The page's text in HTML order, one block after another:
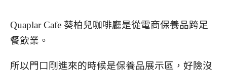
Quaplar Cafe 葵柏兒咖啡廳是從電商保養品跨足
餐飲業。
所以門口剛進來的時候是保養品展示區，好險沒